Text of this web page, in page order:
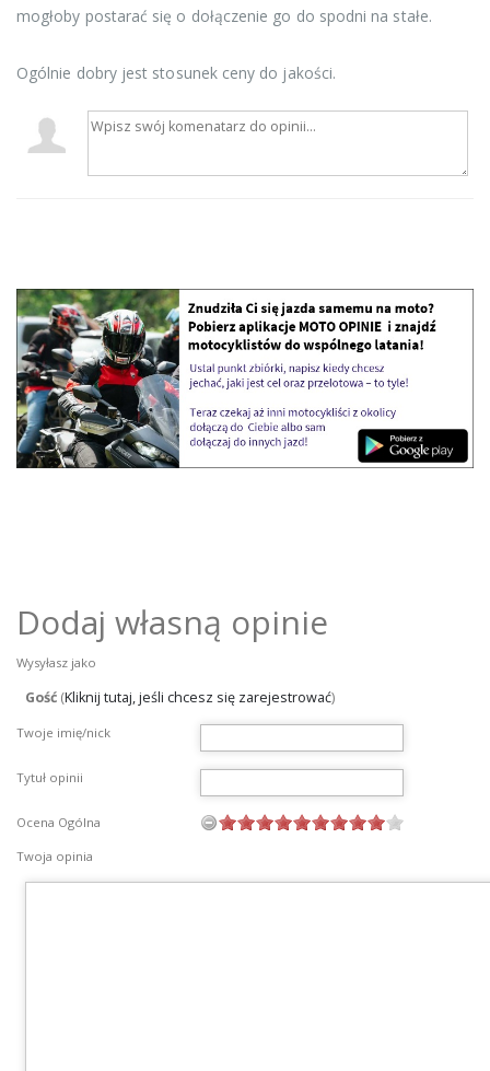
mogłoby postarać się o dołączenie go do spodni na stałe.
Ogólnie dobry jest stosunek ceny do jakości.
Dodaj własną opinie
Wysyłasz jako
Gość (Kliknij tutaj, jeśli chcesz się zarejestrować)
Twoje imię/nick
Tytuł opinii
Ocena Ogólna
Twoja opinia